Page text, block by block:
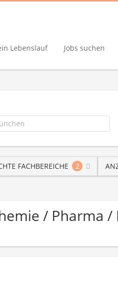
Lebenslauf Jobs suchen
FACHBEREICHE 2
/ Pharma